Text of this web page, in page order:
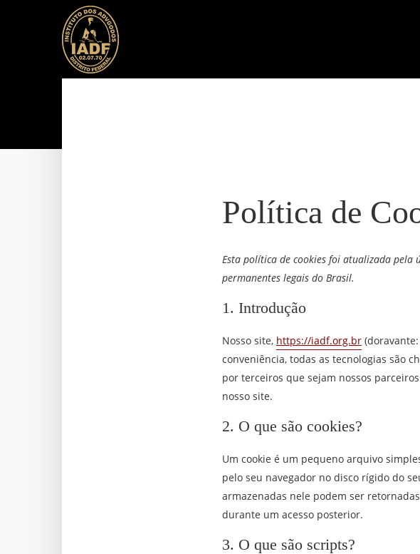
Política de
Esta política de cookies foi atualizada pela
permanentes legais do Brasil.
1. Introdução
Nosso site, https://iadf.org.br
conveniência, todas as tecnologias são
por terceiros que sejam nossos
nosso site.
2. O que são cookies?
Um cookie é um pequeno arquivo
pelo seu navegador no disco rígido do
armazenadas nele podem ser
durante um acesso posterior.
3. O que são scripts?